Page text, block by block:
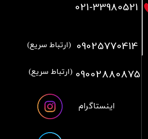
021-33980521
09025770414 (ارتباط سریع)
09002880875 (ارتباط سریع)
اینستاگرام